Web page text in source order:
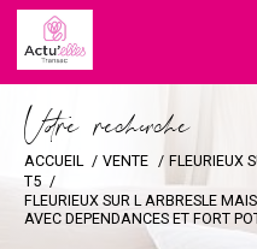
Vore recece
ACCUEIL VENTE FLEURIEUX
T5
FLEURIEUX SUR L ARBRESLE
AVEC DEPENDANCES ET FORT